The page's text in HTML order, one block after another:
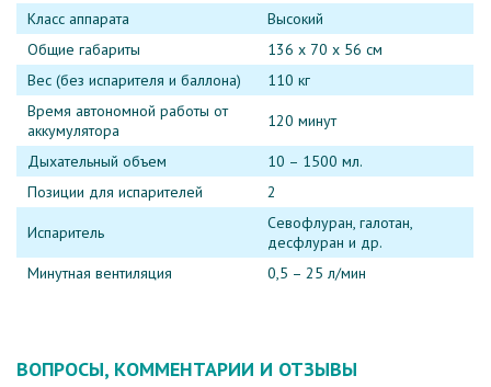
Класс аппарата
Высокий
Общие габариты
136 x 70 x 56 см
Вес (без испарителя и баллона)
110 кг
Время автономной работы от
аккумулятора
120 минут
Дыхательный объем
10 – 1500 мл.
Позиции для испарителей
2
Испаритель
Севофлуран, галотан,
десфлуран и др.
Минутная вентиляция
0,5 – 25 л/мин
ВОПРОСЫ, КОММЕНТАРИИ И ОТЗЫВЫ